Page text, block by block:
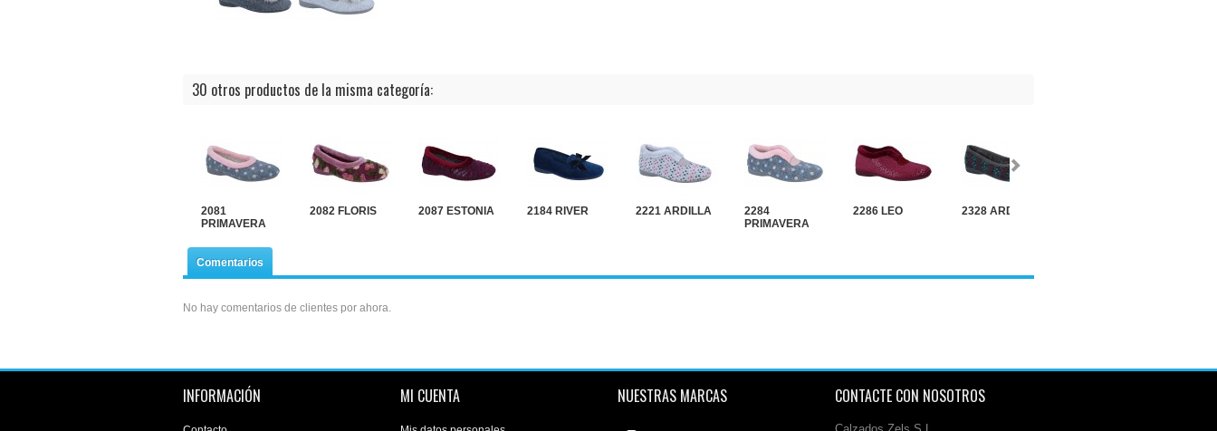
30 otros productos de la misma categoría:
2081
PRIMAVERA
2082 FLORIS 2087 ESTONIA 2184 RIVER 2221 ARDILLA
2284
PRIMAVERA
2286 LEO 2328 ARDILLA
Comentarios
No hay comentarios de clientes por ahora.
INFORMACIÓN MI CUENTA NUESTRAS MARCAS CONTACTE CON NOSOTROS